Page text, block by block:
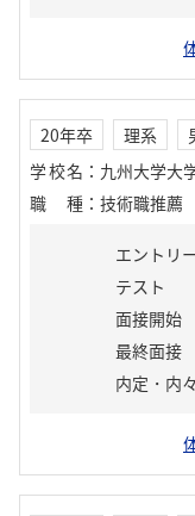
20年卒 理系
学校名 ： 九州大学大
職種 ： 技術職推薦
エントリ
テスト
面接開始
最終面接
内定・内